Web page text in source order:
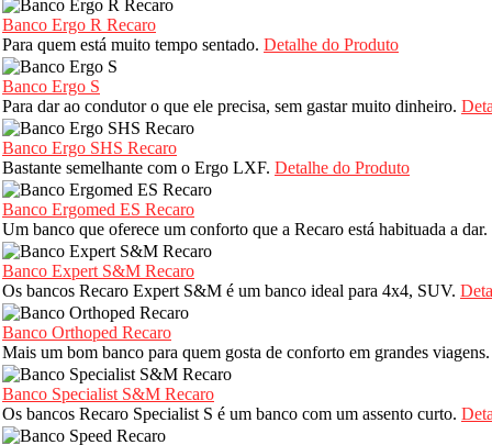
Banco Ergo R Recaro
Para quem está muito tempo sentado. Detalhe do Produto
Banco Ergo S
Para dar ao condutor o que ele precisa, sem gastar muito dinheiro.
Banco Ergo SHS Recaro
Bastante semelhante com o Ergo LXF. Detalhe do Produto
Banco Ergomed ES Recaro
Um banco que oferece um conforto que a Recaro está habituada a dar.
Banco Expert S&M Recaro
Os bancos Recaro Expert S&M é um banco ideal para 4x4, SUV.
Banco Orthoped Recaro
Mais um bom banco para quem gosta de conforto em grandes
Banco Specialist S&M Recaro
Os bancos Recaro Specialist S é um banco com um assento curto.